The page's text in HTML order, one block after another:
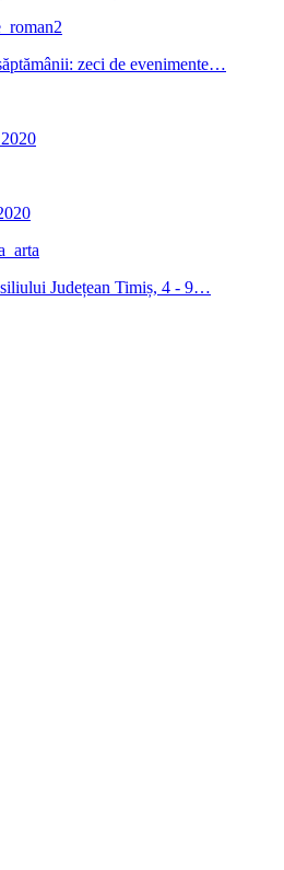
zeci de evenimente…
Județean Timiș, 4 - 9…